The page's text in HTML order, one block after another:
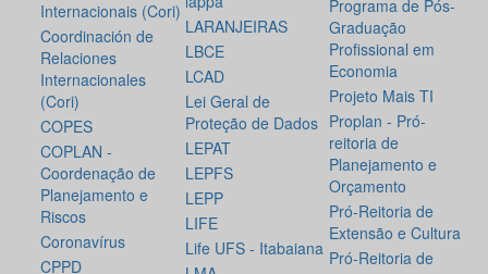
Internacionais (Cori)
Coordinación de
Relaciones
Internacionales
(Cori)
COPES
COPLAN -
Coordenação de
Planejamento e
Riscos
Coronavírus
CPPD
LARANJEIRAS
LBCE
LCAD
Lei Geral de
Proteção de Dados
LEPAT
LEPFS
LEPP
LIFE
Life UFS - Itabaiana
Programa de Pós-
Graduação
Profissional em
Economia
Projeto Mais TI
Proplan - Pró-
reitoria de
Planejamento e
Orçamento
Pró-Reitoria de
Extensão e Cultura
Pró-Reitoria de